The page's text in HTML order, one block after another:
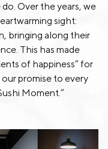
Over the years, we
sight:
bringing along their
This has made
of happiness” for
promise to every
Moment.”